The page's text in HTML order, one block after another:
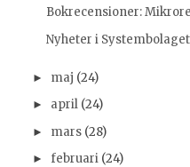
Bokrecensioner:
Nyheter i
► maj (24)
► april (24)
► mars (28)
► februari (24)